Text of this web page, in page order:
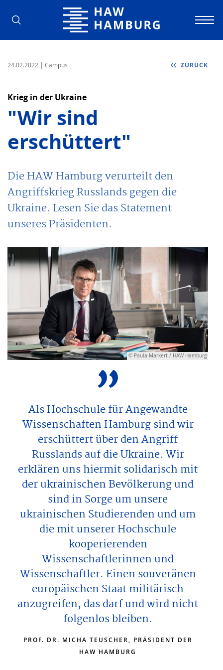
Hochschule für Angewandte
24.02.2022 | Campus ZURÜCK
Krieg in der Ukraine
"Wir sind
erschüttert"
Die HAW Hamburg verurteilt den
Angriffskrieg Russlands gegen die
Ukraine. Lesen Sie das Statement
unseres Präsidenten.
© Paula Markert / HAW Hamburg
Als Hochschule für Angewandte
Wissenschaften Hamburg sind wir
erschüttert über den Angriff
Russlands auf die Ukraine. Wir
erklären uns hiermit solidarisch mit
der ukrainischen Bevölkerung und
sind in Sorge um unsere
ukrainischen Studierenden und um
die mit unserer Hochschule
kooperierenden
Wissenschaftlerinnen und
Wissenschaftler. Einen souveränen
europäischen Staat militärisch
anzugreifen, das darf und wird nicht
folgenlos bleiben.
PROF. DR. MICHA TEUSCHER, PRÄSIDENT DER
HAW HAMBURG